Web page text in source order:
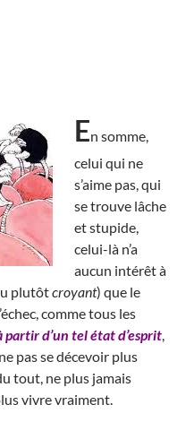
En somme,
celui qui ne
s’aime pas, qui
se trouve lâche
et stupide,
celui-là n’a
aucun intérêt à
plutôtcroyant) que le
comme tous les
partir d’un tel état d’esprit
pas se décevoir plus
tout, ne plus jamais
vivre vraiment.